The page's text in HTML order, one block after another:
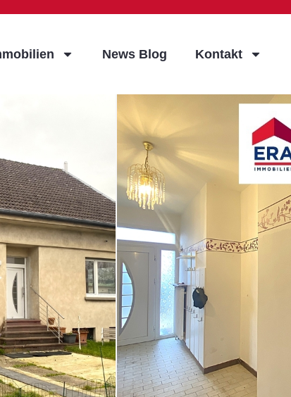
News Blog Kontakt